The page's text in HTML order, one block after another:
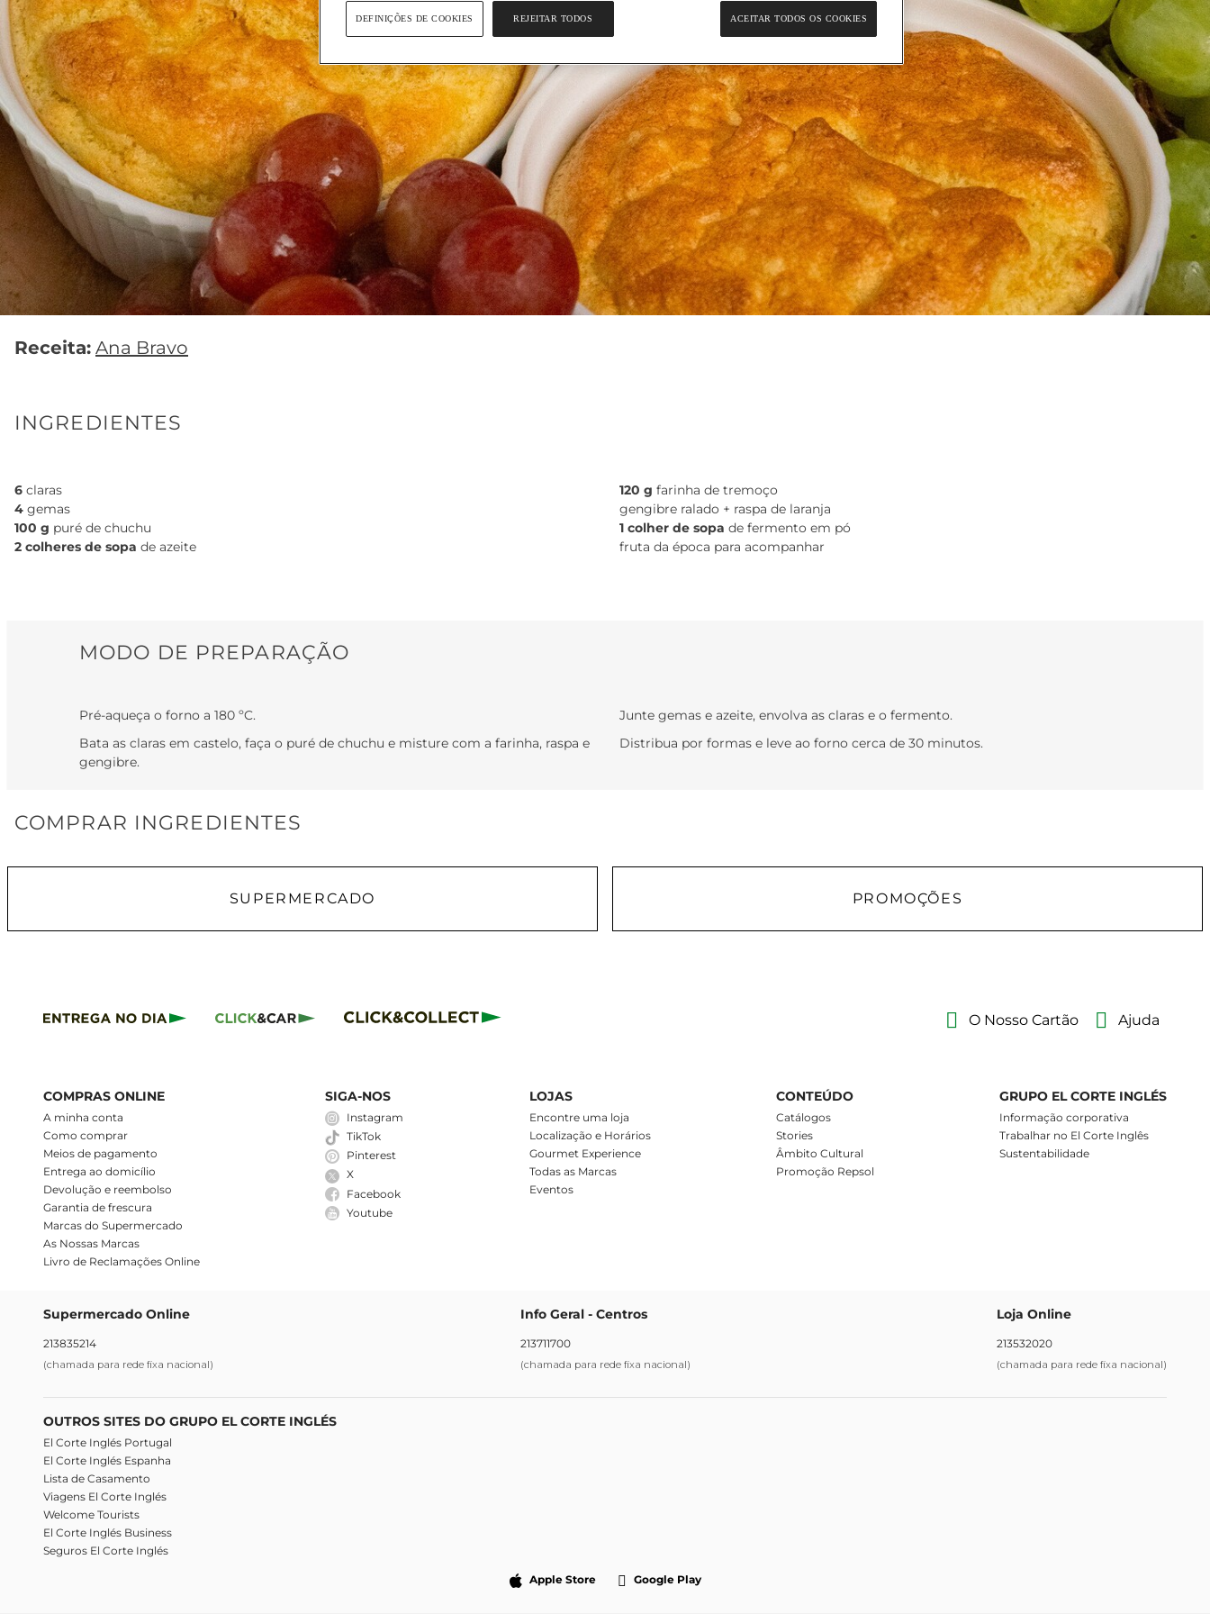
Receita: Ana Bravo
INGREDIENTES
6 claras
4 gemas
100 g puré de chuchu
2 colheres de sopa de azeite
120 g farinha de tremoço
gengibre ralado + raspa de laranja
1 colher de sopa de fermento em pó
fruta da época para acompanhar
MODO DE PREPARAÇÃO
Pré-aqueça o forno a 180 ºC.
Bata as claras em castelo, faça o puré de chuchu e misture com a farinha, raspa e
gengibre.
Junte gemas e azeite, envolva as claras e o fermento.
Distribua por formas e leve ao forno cerca de 30 minutos.
COMPRAR INGREDIENTES
SUPERMERCADO PROMOÇÕES
O Nosso Cartão Ajuda
COMPRAS ONLINE
A minha conta
Como comprar
Meios de pagamento
Entrega ao domicílio
Devolução e reembolso
Garantia de frescura
Marcas do Supermercado
As Nossas Marcas
Livro de Reclamações Online
SIGA-NOS
Instagram
TikTok
Pinterest
X
Facebook
Youtube
LOJAS
Encontre uma loja
Localização e Horários
Gourmet Experience
Todas as Marcas
Eventos
CONTEÚDO
Catálogos
Stories
Âmbito Cultural
Promoção Repsol
GRUPO EL CORTE INGLÉS
Informação corporativa
Trabalhar no El Corte Inglês
Sustentabilidade
Supermercado Online
213835214
(chamada para rede fixa nacional)
Info Geral - Centros
213711700
(chamada para rede fixa nacional)
Loja Online
213532020
(chamada para rede fixa nacional)
OUTROS SITES DO GRUPO EL CORTE INGLÉS
El Corte Inglés Portugal
El Corte Inglés Espanha
Lista de Casamento
Viagens El Corte Inglés
Welcome Tourists
El Corte Inglés Business
Seguros El Corte Inglés
Apple Store Google Play
REJEITAR TODOS ACEITAR TODOS OS COOKIES
DEFINIÇÕES DE COOKIES